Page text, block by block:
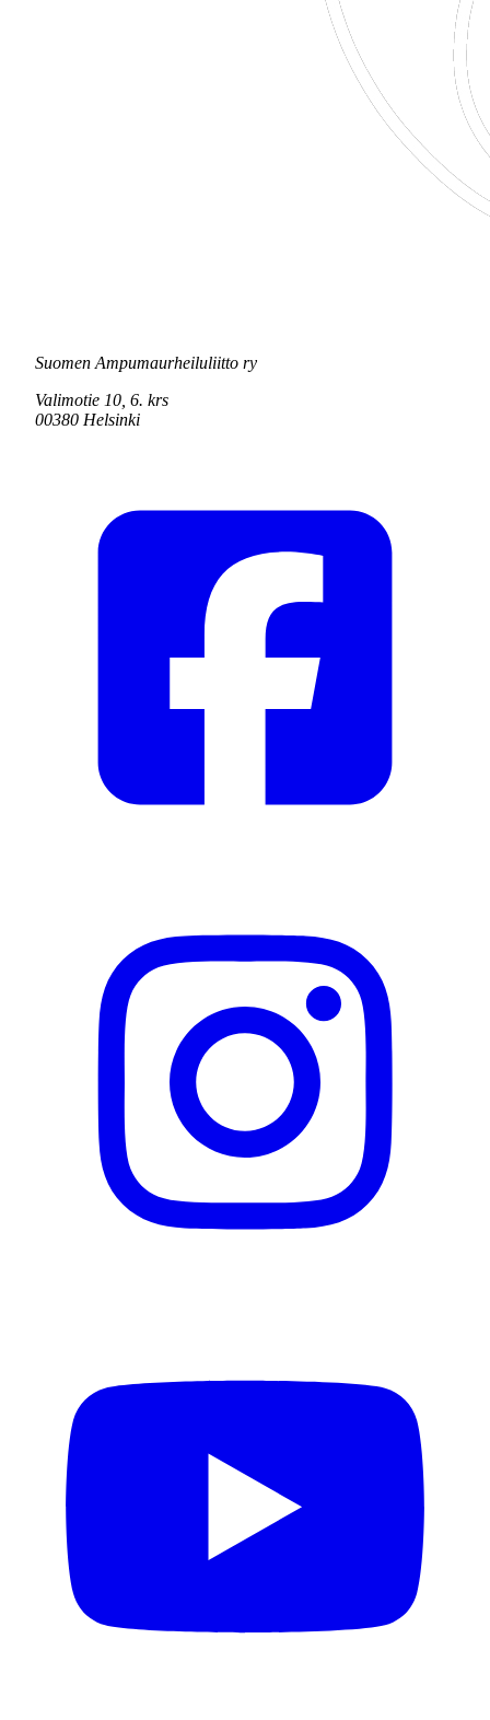
Suomen Ampumaurheiluliitto ry
Valimotie 10, 6. krs
00380 Helsinki